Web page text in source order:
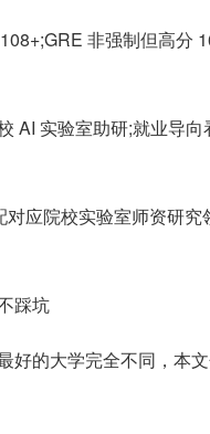
非强制但高分
AI 实验室助研;就业导
应院校实验室师资研
踩坑
的大学完全不同，本